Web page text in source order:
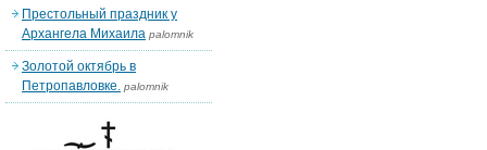
Престольный праздник у
Архангела Михаила palomnik
Золотой октябрь в
Петропавловке. palomnik